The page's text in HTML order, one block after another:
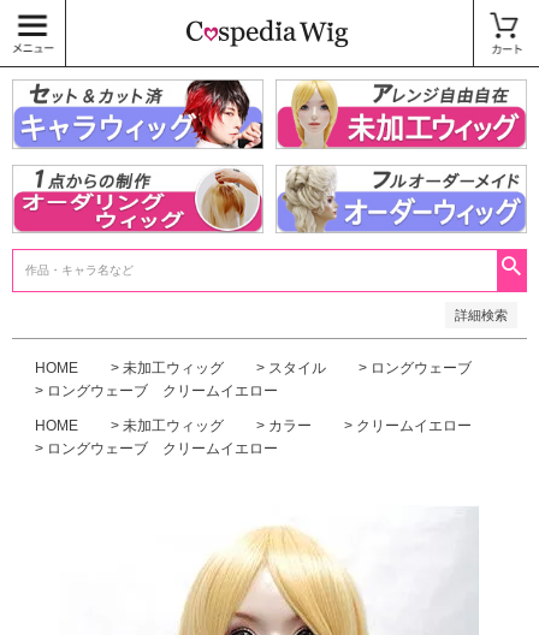
詳細検索
〜
商品タグ
キャラウィッグ
未加工ウィッグ
ベースウィッグ
衣装
SALE中
HOME 未加工ウィッグ スタイル
ロングウェーブ
ロングウェーブ クリームイエロー
HOME 未加工ウィッグ カラー
クリームイエロー
ロングウェーブ クリームイエロー